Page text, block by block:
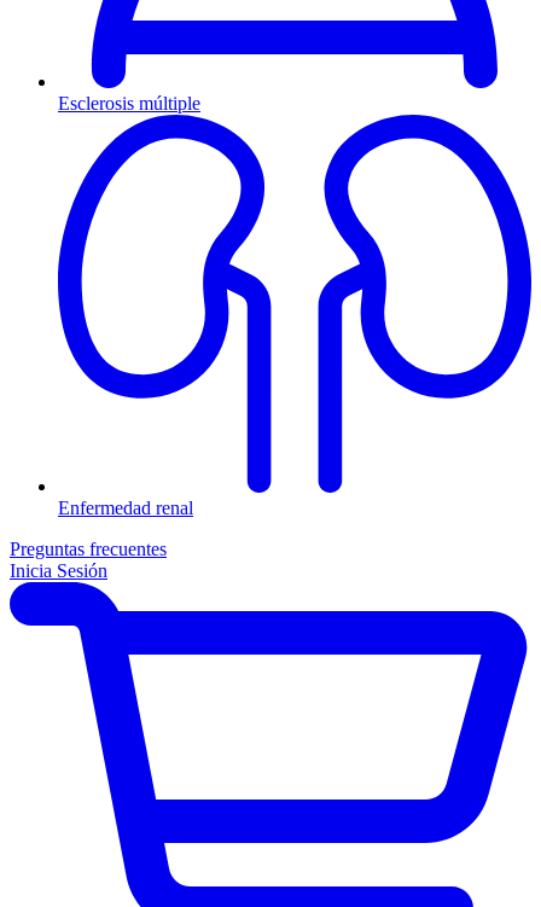
Esclerosis múltiple
Enfermedad renal
Preguntas frecuentes
Inicia Sesión